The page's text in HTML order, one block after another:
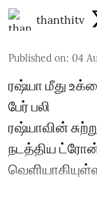
thanthitv
Published on: 04
ரஷ்யா மீது
பேர் பலி
ரஷ்யாவின்
நடத்திய